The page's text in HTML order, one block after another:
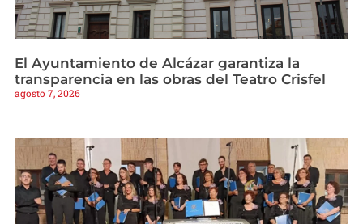
El Ayuntamiento de Alcázar garantiza la
transparencia en las obras del Teatro Crisfel
agosto 7, 2026